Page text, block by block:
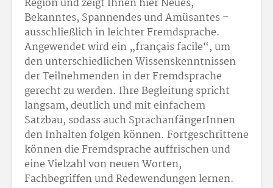
Region und zeigt Ihnen hier Neues,
Bekanntes, Spannendes und Amüsantes –
ausschließlich in leichter Fremdsprache.
Angewendet wird ein „français facile“, um
den unterschiedlichen Wissenskenntnissen
der Teilnehmenden in der Fremdsprache
gerecht zu werden. Ihre Begleitung spricht
langsam, deutlich und mit einfachem
Satzbau, sodass auch SprachanfängerInnen
den Inhalten folgen können. Fortgeschrittene
können die Fremdsprache auffrischen und
eine Vielzahl von neuen Worten,
Fachbegriffen und Redewendungen lernen.